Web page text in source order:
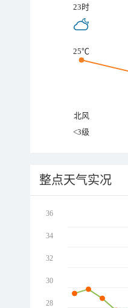
23时
25℃
北风
<3级
整点天气实况
36
34
32
30
28